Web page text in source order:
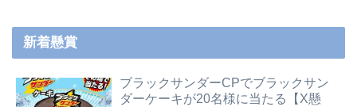
新着懸賞
ブラックサンダーCPでブラックサン
ダーケーキが20名様に当たる【X懸